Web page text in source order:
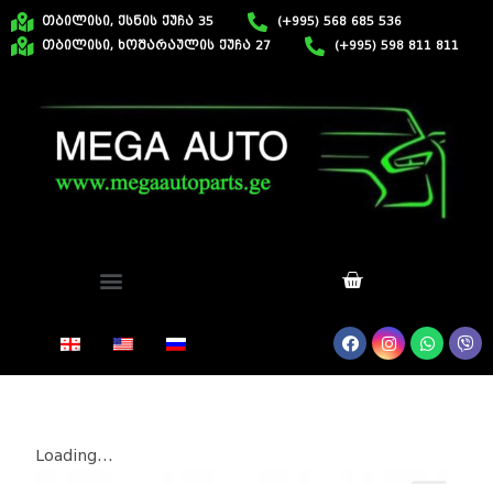
თბილისი, ქსნის ქუჩა 35
(+995) 568 685 536
თბილისი, ხოშარაულის ქუჩა 27
(+995) 598 811 811
Loading...